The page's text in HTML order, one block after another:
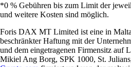
*0 % Gebühren bis zum Limit der
und weitere Kosten sind möglich.
Foris DAX MT Limited ist eine in
beschränkter Haftung mit der
und dem eingetragenen Firmensitz auf
Mikiel Ang Borg, SPK 1000, St.